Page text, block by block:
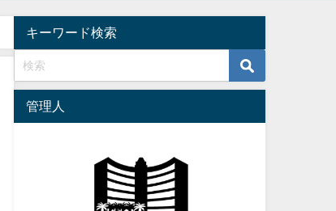
キーワード検索
管理人